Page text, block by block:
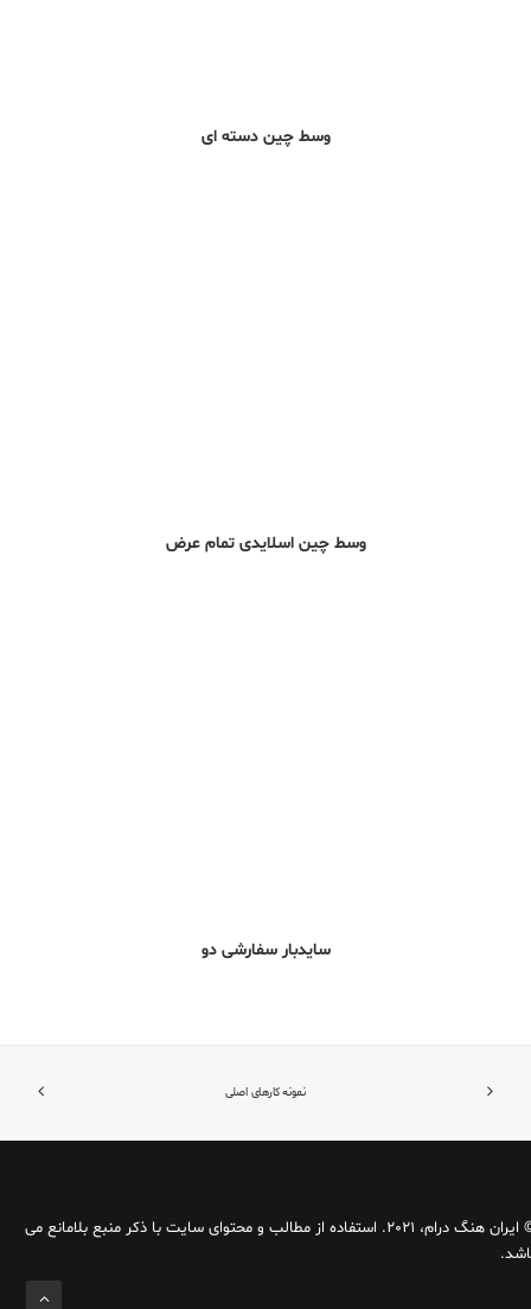
وسط چین دسته ای
وسط چین اسلایدی تمام عرض
سایدبار سفارشی دو
نمونه کارهای اصلی
© ایران هنگ درام، 2021. استفاده از مطالب و محتوای سایت با ذکر منبع بلامانع می